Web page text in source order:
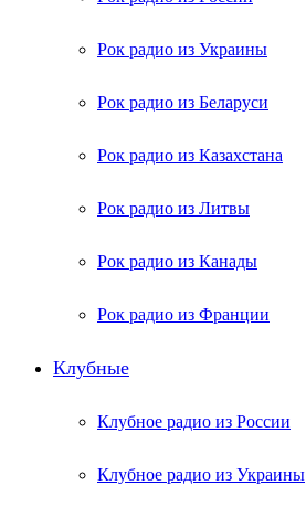
Рок радио из Украины
Рок радио из Беларуси
Рок радио из Казахстана
Рок радио из Литвы
Рок радио из Канады
Рок радио из Франции
Клубные
Клубное радио из России
Клубное радио из Украины